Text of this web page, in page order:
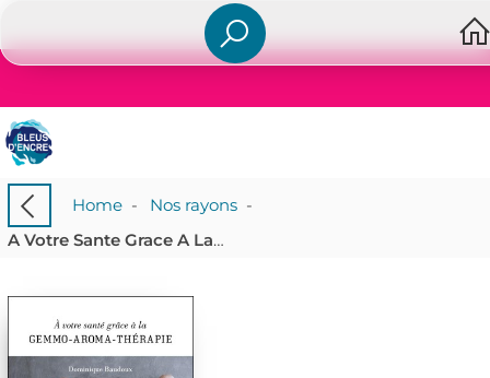
Home- Nos rayons-
A Votre Sante Grace A La Gemmo-aroma-therapie ; Les Bienfaits Des Bourgeons Et Des Huiles Essentielles Pour Les Seniors